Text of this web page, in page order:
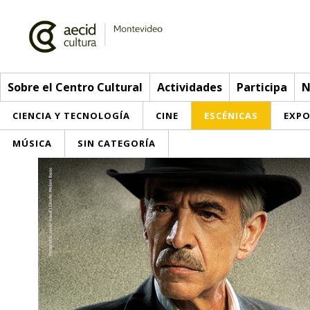
Sobre el Centro Cultural Actividades Participa
CIENCIA Y TECNOLOGÍA CINE ESCÉNICAS
MÚSICA SIN CATEGORÍA
Sobre el Centro Cultural
Red AECID
Equipo
Instalaciones
Visítanos
Actividades
> Go to Actividades
This week
Inscriptions
Participa
Envíanos tu propuesta
Buzón de sugerencias
Noticias
Convocatorias